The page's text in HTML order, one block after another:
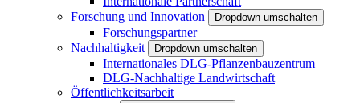
Forschung und Innovation
Dropdown umschalten
Forschungspartner
Nachhaltigkeit
Dropdown umschalten
Internationales DLG-Pflanzenbauzentrum
DLG-Nachhaltige Landwirtschaft
Öffentlichkeitsarbeit